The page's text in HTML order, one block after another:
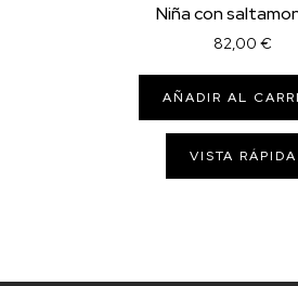
Niña con
82,00 €
AÑADIR AL
VISTA RÁPIDA